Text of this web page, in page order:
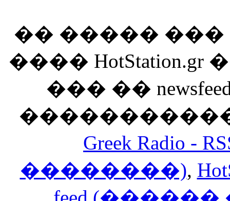
�� �����
����
��� ��
Greek Radio
��������),